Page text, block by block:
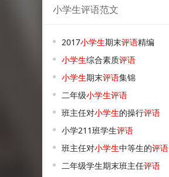
小学生评语范文
2017小学生期末评语精编
小学生综合素质评语
小学生期末评语集锦
二年级小学生评语
班主任对小学生的操行评语
小学211班学生评语
班主任对小学生中等生的评语
二年级学生期末班主任评语